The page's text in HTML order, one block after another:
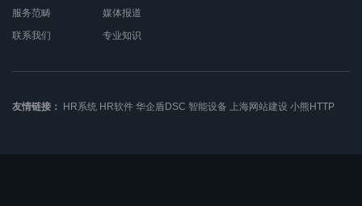
服务范畴
联系我们
媒体报道
专业知识
友情链接： HR系统 HR软件 华企盾DSC 智能设备 上海网站建设 小熊HTTP